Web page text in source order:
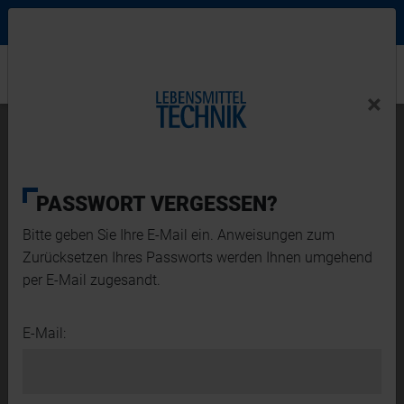
Home ×
PASSWORT VERGESSEN?
Bitte geben Sie Ihre E-Mail ein. Anweisungen zum
Zurücksetzen Ihres Passworts werden Ihnen umgehend
per E-Mail zugesandt.
E-Mail: